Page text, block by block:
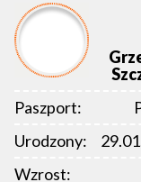
Paszport:
Urodzony:
Wzrost: